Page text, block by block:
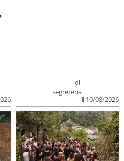
di
segreteria
il 10/08/2026